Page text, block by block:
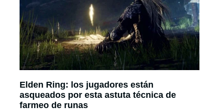
Elden Ring: los jugadores están
asqueados por esta astuta técnica de
farmeo de runas